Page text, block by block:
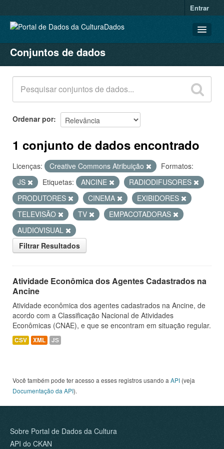
Entrar
CONJUNTOS DE DADOS
ORGANIZAÇÕES
GRUPOS
SOBRE
Conjuntos de dados
Ordenar por
1 conjunto de dados encontrado
Licenças: Creative Commons Atribuição
Formatos:
JS
Etiquetas: ANCINE
RADIODIFUSORES
PRODUTORES
CINEMA
EXIBIDORES
TELEVISÃO
TV
EMPACOTADORAS
AUDIOVISUAL
Filtrar Resultados
Atividade Econômica dos Agentes Cadastrados na
Ancine
Atividade econômica dos agentes cadastrados na Ancine, de
acordo com a Classificação Nacional de Atividades
Econômicas (CNAE), e que se encontram em situação regular.
CSV XML JS
Você também pode ter acesso a esses registros usando a API (veja
Documentação da API).
Sobre Portal de Dados da Cultura
API do CKAN